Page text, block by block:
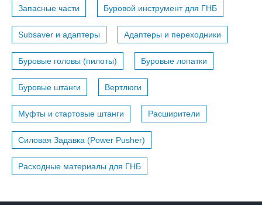
Запасные части Буровой инструмент для ГНБ
Subsaver и адаптеры Адаптеры и переходники
Буровые головы (пилоты) Буровые лопатки
Буровые штанги Вертлюги
Муфты и стартовые штанги Расширители
Силовая Задавка (Power Pusher)
Расходные материалы для ГНБ